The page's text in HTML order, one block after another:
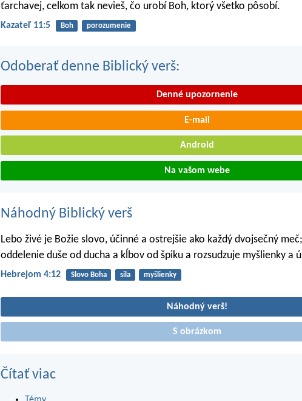
ťarchavej, celkom tak nevieš, čo urobí Boh, ktorý všetko pôsobí.
Kazateľ 11:5 Boh porozumenie
Odoberať denne Biblický verš:
Denné upozornenie
E-mail
Android
Na vašom webe
Náhodný Biblický verš
Lebo živé je Božie slovo, účinné a ostrejšie ako každý dvojsečný
oddelenie duše od ducha a kĺbov od špiku a rozsudzuje myšlienky a
Hebrejom 4:12 Slovo Boha sila myšlienky
Náhodný verš!
S obrázkom
Čítať viac